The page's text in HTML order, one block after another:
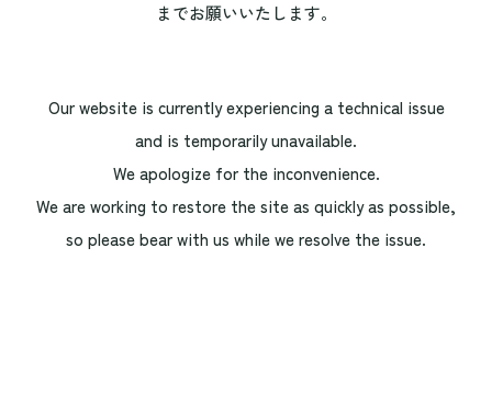
までお願いいたします。
Our website is currently experiencing a technical issue
and is temporarily unavailable.
We apologize for the inconvenience.
We are working to restore the site as quickly as possible,
so please bear with us while we resolve the issue.